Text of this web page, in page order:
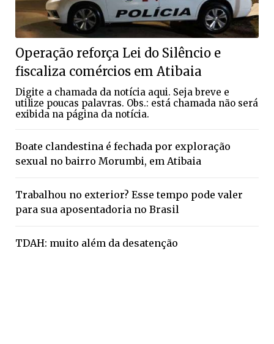
Operação reforça Lei do Silêncio e
fiscaliza comércios em Atibaia
Digite a chamada da notícia aqui. Seja breve e
utilize poucas palavras. Obs.: está chamada não será
exibida na página da notícia.
Boate clandestina é fechada por exploração
sexual no bairro Morumbi, em Atibaia
Trabalhou no exterior? Esse tempo pode valer
para sua aposentadoria no Brasil
TDAH: muito além da desatenção